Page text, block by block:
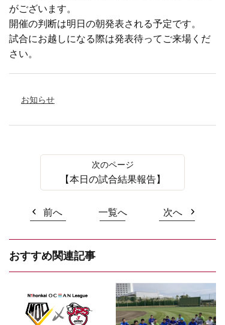
がございます。
開催の判断は明日の朝発表される予定です。
試合にお越しになる際は発表待ってご来場くだ
さい。
お知らせ
【本日の試合結果報告】
前へ 一覧へ 次へ
おすすめ関連記事